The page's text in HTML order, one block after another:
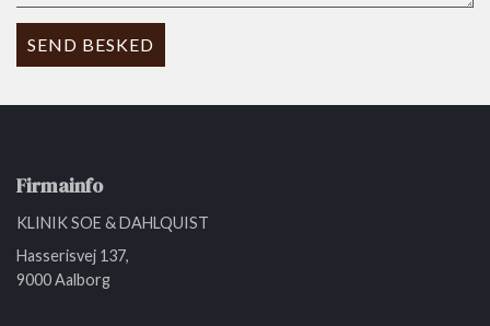
Firmainfo
KLINIK SOE & DAHLQUIST
Hasserisvej 137,
9000 Aalborg
Hvordan kan vi hjælpe?
Start en ny samtale
Har du et spørgsmål? Start en ny samtale